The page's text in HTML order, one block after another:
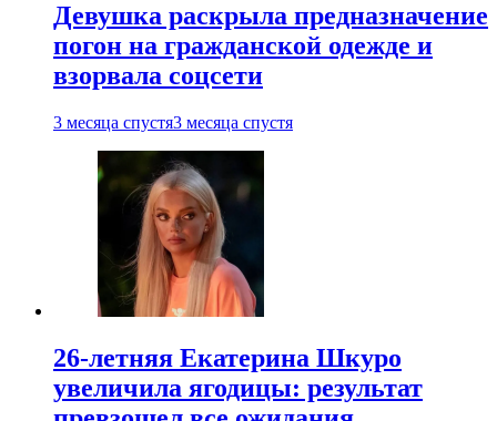
Девушка раскрыла предназначение
погон на гражданской одежде и
взорвала соцсети
3 месяца спустя3 месяца спустя
26-летняя Екатерина Шкуро
увеличила ягодицы: результат